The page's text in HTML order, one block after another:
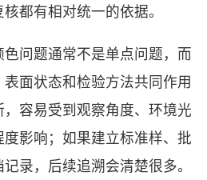
都有相对统一的依据。
问题通常不是单点问题，而
面状态和检验方法共同作用
容易受到观察角度、环境光
影响；如果建立标准样、批
录，后续追溯会清楚很多。